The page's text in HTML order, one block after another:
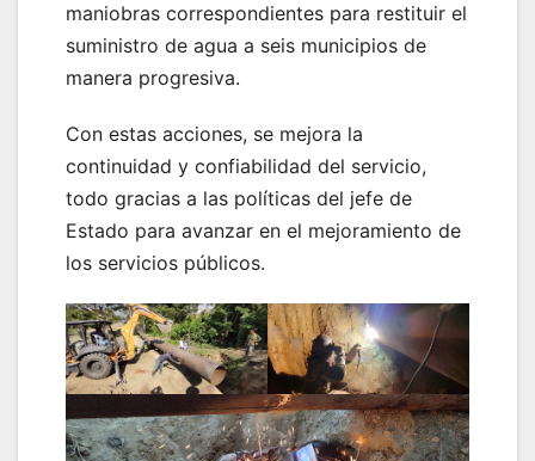
maniobras correspondientes para restituir el
suministro de agua a seis municipios de
manera progresiva.
Con estas acciones, se mejora la
continuidad y confiabilidad del servicio,
todo gracias a las políticas del jefe de
Estado para avanzar en el mejoramiento de
los servicios públicos.